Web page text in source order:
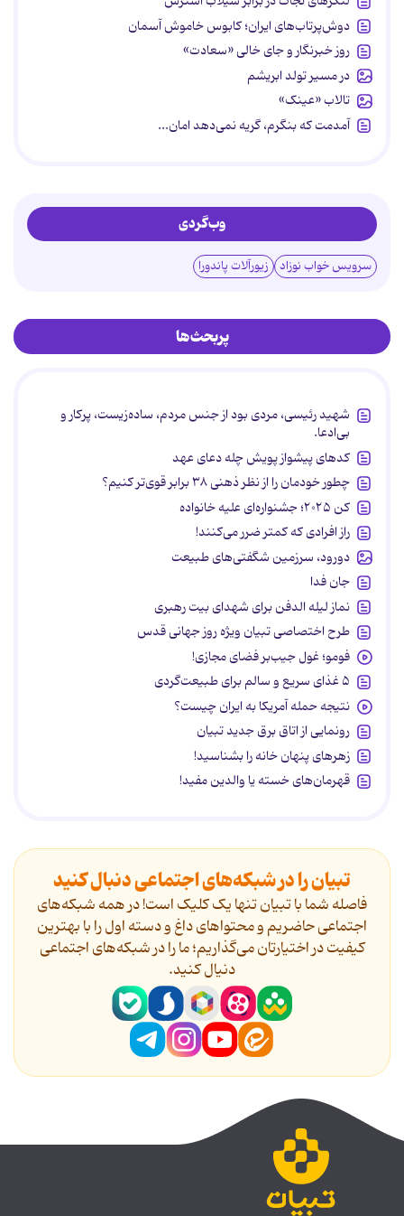
دوش‌پرتاب‌های ایران؛ کابوس خاموش آسمان
روز خبرنگار و جای خالی «سعادت»
در مسیر تولد ابریشم
تالاب «عینک»
آمدمت که بنگرم، گریه نمی‌دهد امان...
وب‌گردی
سرویس خواب نوزاد زیورآلات پاندورا
پربحث‌ها
شهید رئیسی، مردی بود از جنس مردم، ساده‌زیست، پرکار و
بی‌ادعا.
کدهای پیشواز پویش چله دعای عهد
چطور خودمان را از نظر ذهنی ۳۸ برابر قوی‌تر کنیم؟
کن ۲۰۲۵؛ جشنواره‌ای علیه خانواده
راز افرادی که کمتر ضرر می‌کنند!
دورود، سرزمین شگفتی‌های طبیعت
جان فدا
نماز لیله الدفن برای شهدای بیت رهبری
طرح اختصاصی تبیان ویژه روز جهانی قدس
فومو؛ غول جیب‌بر فضای مجازی!
۵ غذای سریع و سالم برای طبیعت‌گردی
نتیجه حمله آمریکا به ایران چیست؟
رونمایی از اتاق برق جدید تبیان
زهرهای پنهان خانه را بشناسید!
قهرمان‌های خسته یا والدین مفید!
تبیان را در شبکه‌های اجتماعی دنبال کنید
فاصله شما با تبیان تنها یک کلیک است! در همه شبکه‌های
اجتماعی حاضریم و محتواهای داغ و دسته اول را با بهترین
کیفیت در اختیارتان می‌گذاریم؛ ما را در شبکه‌های اجتماعی
دنیال کنید.